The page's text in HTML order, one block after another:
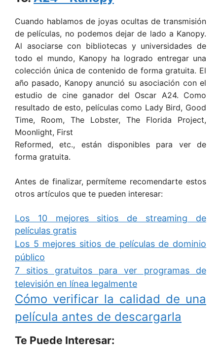
Cuando hablamos de joyas ocultas de transmisión
de películas, no podemos dejar de lado a Kanopy.
Al asociarse con bibliotecas y universidades de
todo el mundo, Kanopy ha logrado entregar una
colección única de contenido de forma gratuita. El
año pasado, Kanopy anunció su asociación con el
estudio de cine ganador del Oscar A24. Como
resultado de esto, películas como Lady Bird, Good
Time, Room, The Lobster, The Florida Project,
Moonlight, First
Reformed, etc., están disponibles para ver de
forma gratuita.
Antes de finalizar, permíteme recomendarte estos
otros artículos que te pueden interesar:
Los 10 mejores sitios de streaming de
películas gratis
Los 5 mejores sitios de películas de dominio
público
7 sitios gratuitos para ver programas de
televisión en línea legalmente
Cómo verificar la calidad de una
película antes de descargarla
Te Puede Interesar: